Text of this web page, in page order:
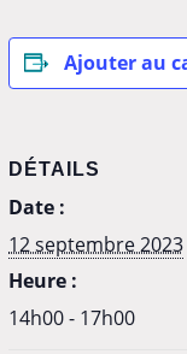
Ajouter au
DÉTAILS
Date :
12 septembre 2023
Heure :
14h00 - 17h00